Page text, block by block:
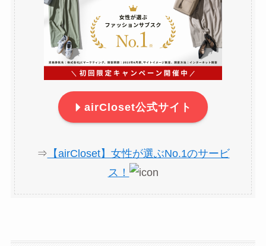
airCloset公式サイト
⇒ 【airCloset】女性が選ぶNo.1のサービ
ス！